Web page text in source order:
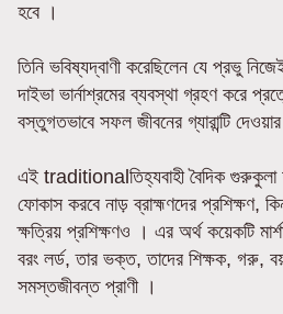
হবে ।
তিনি ভবিষ্যদ্বাণী করেছিলেন যে প্রভু
দাইভা ভার্নাশ্রমের ব্যবস্থা গ্রহণ করে
বস্তুগতভাবে সফল জীবনের গ্যারান্টি
এই traditionalতিহ্যবাহী বৈদিক গুরুকুলা
ফোকাস করবে নাড় ব্রাহ্মণদের প্রশিক্ষণ,
ক্ষত্রিয় প্রশিক্ষণও । এর অর্থ কয়েকটি
বরং লর্ড, তার ভক্ত, তাদের শিক্ষক, গরু,
সমস্তজীবন্ত প্রাণী ।